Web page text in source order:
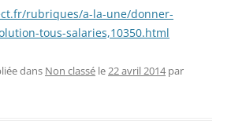
rubriques/a-la-une/donner-
tous-salaries,10350.html
dans Non classé le22 avril 2014 par